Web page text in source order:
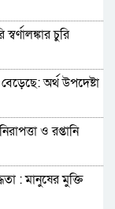
চুরি
অর্থ উপদেষ্টা
ও রপ্তানি
: মানুষের মুক্তি